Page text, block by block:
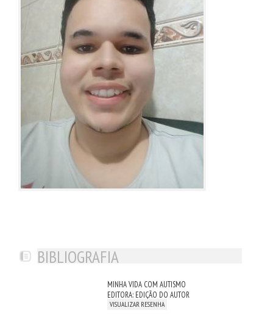
BIBLIOGRAFIA
MINHA VIDA COM AUTISMO
EDITORA: EDIÇÃO DO AUTOR
VISUALIZAR RESENHA